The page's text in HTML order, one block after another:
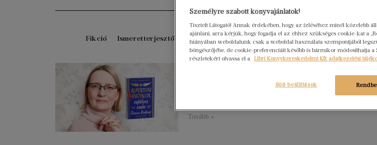
Könyvektől az
Fikció Ismeretterjesztő Gyerekkönyvek Interjúk Beleolvasó A hónap
Nincs hozzászólás
Az alpertoni angyalok rejtélyes esete egy igazán
Tovább »
Személyre szabott könyvajánlatok!
Tisztelt Látogató! Annak érdekében, hogy az ízléséhez minél közelebb
ajánlani, arra kérjük, hogy fogadja el az ehhez szükséges cookie-kat a
hiányában weboldalunk csak a weboldal használata szempontjából
böngészőjébe, de cookie-preferenciáit később is bármikor módosíthatja a
részletekért olvassa el a Libri Könyvkereskedelmi Kft. adatkezelési
Süti beállítások